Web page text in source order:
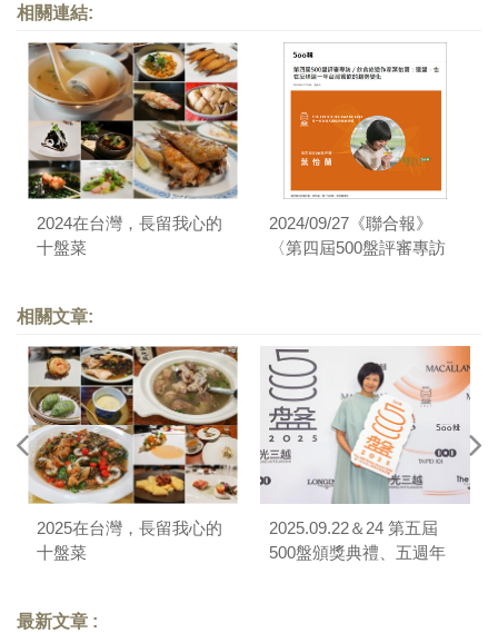
相關連結:
2024在台灣，長留我心的
十盤菜
2024/09/27《聯合報》
〈第四屆500盤評審專訪
相關文章:
2025在台灣，長留我心的
十盤菜
2025.09.22＆24 第五屆
500盤頒獎典禮、五週年
最新文章 :